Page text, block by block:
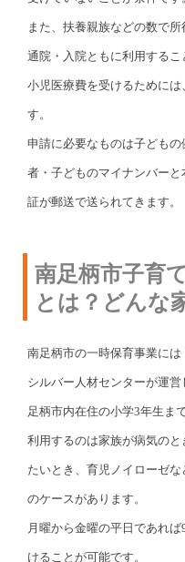
また、扶養親族などの数で
通院・入院ともに利用するこ
小児医療費を受けるために
す。
申請に必要なものは子ども
者・子どものマイナンバー
証が郵送で送られてきます。
南足柄市子育
とは？どんな
南足柄市の一時保育事業には
シルバー人材センターが運
足柄市内在住の小学3年生ま
利用するのは家族が病気の
たいとき、育児ノイローゼ
のケースがあります。
月曜から金曜の平日であれ
けることが可能です。